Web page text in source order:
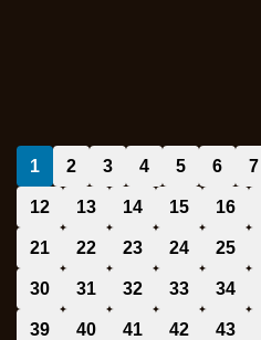
1 2 3 4 5 6 7
12 13 14 15 16
21 22 23 24 25
30 31 32 33 34
39 40 41 42 43